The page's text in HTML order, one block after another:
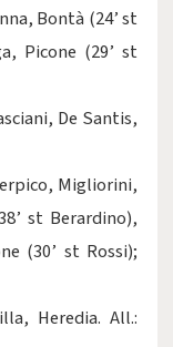
Bontà (24’ st
Picone (29’ st
De Santis,
Migliorini,
st Berardino),
(30’ st Rossi);
Heredia. All.: